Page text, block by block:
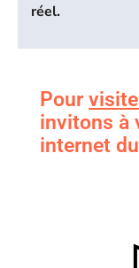
réel.
Pour
invitons à
internet du